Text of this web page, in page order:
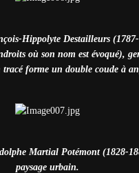
Hippolyte Destailleurs
où son nom est évoqué),
forme un double coude à
Martial Potémont (1828-
paysage urbain.